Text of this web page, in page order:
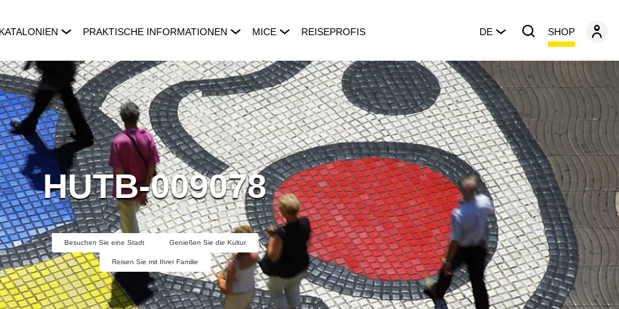
PRAKTISCHE INFORMATIONEN MICE REISEPROFIS DE SHOP
HUTB-009078
Besuchen Sie eine Stadt Genießen Sie die Kultur
Reisen Sie mit Ihrer Familie